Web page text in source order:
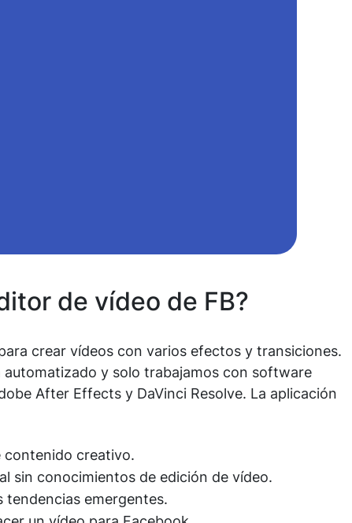
de vídeo de FB?
crear vídeos con varios efectos y transiciones.
y solo trabajamos con software
After Effects y DaVinci Resolve. La aplicación
contenido creativo.
sin conocimientos de edición de vídeo.
tendencias emergentes.